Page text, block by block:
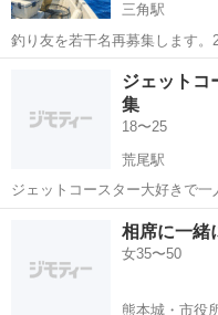
三角駅
釣り友を若干名再募集します。
りの段階で） 特に釣りに関す
思います。 （例えば、釣りラ
や天草が大好きな方を応援した...
三角駅
ジェットコ
集
18〜25
荒尾駅
ジェットコースター大好きで
くれる人募集します！ 誰でも
荒尾駅
相席に一緒
女35〜50
熊本城・市役